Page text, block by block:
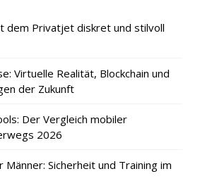
dem Privatjet diskret und stilvoll
Virtuelle Realität, Blockchain und
der Zukunft
Der Vergleich mobiler
2026
Sicherheit und Training im